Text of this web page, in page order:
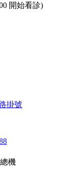
開始看診)
掛號
機